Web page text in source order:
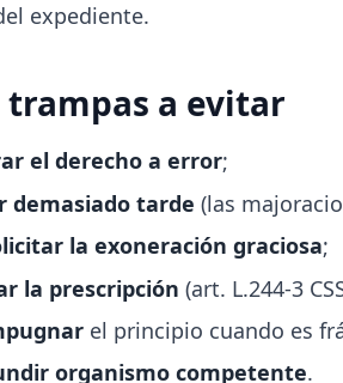
expediente.
trampas a evitar
el derecho a error;
demasiado tarde (las
la exoneración graciosa;
la prescripción (art. L.244-3
el principio cuando es
organismo competente.